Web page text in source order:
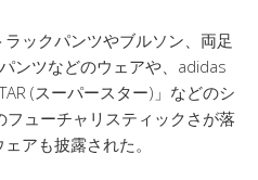
ックパンツやブルソン、両足
ンツなどのウェアや、adidas
(スーパースター)」などのシ
フューチャリスティックさが落
アも披露された。